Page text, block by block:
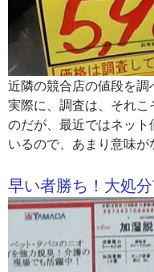
近隣の競合店の値段を調
実際に、調査は、それ
のだが、最近ではネッ
いるので、あまり意味が
早い者勝ち！大処分